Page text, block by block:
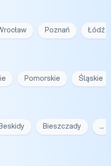
Poznań Łódź
Pomorskie Śląskie
Bieszczady …